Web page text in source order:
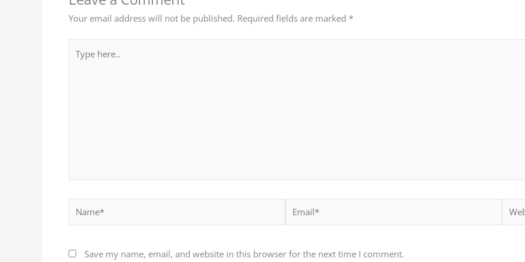
Your email address will not be published. Required fields are marked *
here..
Name* Email*
Save my name, email, and website in this browser for the next time I comment.